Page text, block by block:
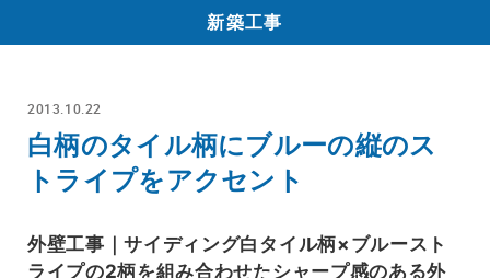
新築工事
2013.10.22
白柄のタイル柄にブルーの縦のス
トライプをアクセント
外壁工事｜サイディング白タイル柄×ブルースト
ライプの2柄を組み合わせたシャープ感のある外